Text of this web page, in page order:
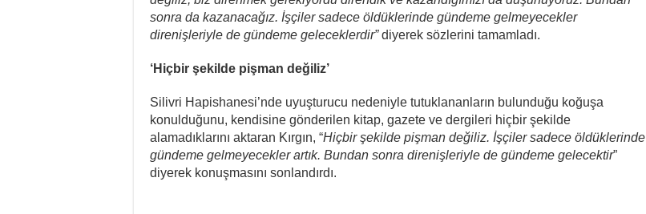
sonra da kazanacağız. İşçiler sadece öldüklerinde gündeme gelmeyecekler
direnişleriyle de gündeme geleceklerdir”diyerek sözlerini tamamladı.
‘Hiçbir şekilde pişman değiliz’
Silivri Hapishanesi’nde uyuşturucu nedeniyle tutuklananların bulunduğu koğuşa
konulduğunu, kendisine gönderilen kitap, gazete ve dergileri hiçbir şekilde
alamadıklarını aktaran Kırgın, “Hiçbir şekilde pişman değiliz. İşçiler sadece öldüklerinde
gündeme gelmeyecekler artık. Bundan sonra direnişleriyle de gündeme gelecektir”
diyerek konuşmasını sonlandırdı.